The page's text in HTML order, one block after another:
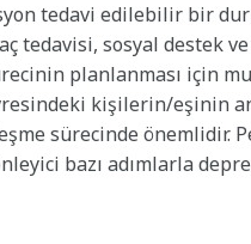
tedavi edilebilir bir
tedavisi, sosyal destek
planlanması için
kişilerin/eşinin
sürecinde önemlidir.
bazı adımlarla